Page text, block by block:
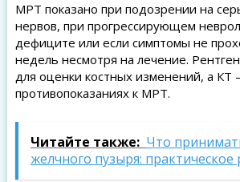
МРТ показано при подозрении на
нервов, при прогрессирующем
дефиците или если симптомы не
недель несмотря на лечение.
для оценки костных изменений, а КТ
противопоказаниях к МРТ.
Читайте также: Что
желчного пузыря: практическое